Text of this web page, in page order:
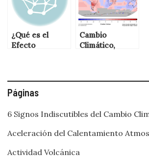
¿Qué es el
Efecto
Cambio
Climático,
Páginas
6 Signos Indiscutibles del Cambio
Aceleración del Calentamiento
Actividad Volcánica